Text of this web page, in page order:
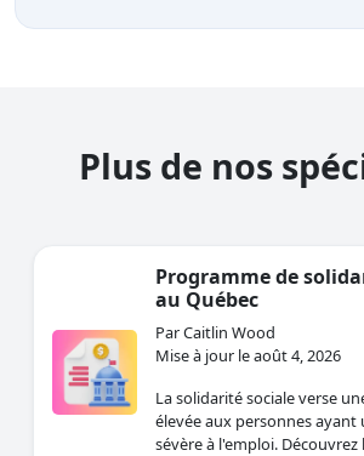
Plus de nos
au Québec
Par Caitlin Wood
Mise à jour le août 4, 2026
élevée aux personnes
sévère à l'emploi. Découvrez
montants e...